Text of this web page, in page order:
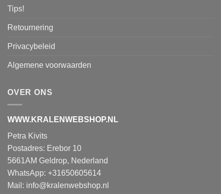
Tips!
Retournering
Privacybeleid
Algemene voorwaarden
OVER ONS
WWW.KRALENWEBSHOP.NL
Petra Kivits
Postadres: Erebor 10
5661AM Geldrop, Nederland
WhatsApp: +31650605614
Mail: info@kralenwebshop.nl